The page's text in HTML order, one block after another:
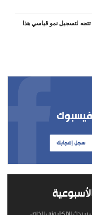
تتجه لتسجيل نمو قياسي هذا
فيسبوك
سجل إعجابك